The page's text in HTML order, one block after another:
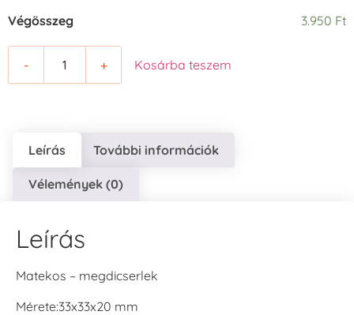
Végösszeg 3.950 Ft
- + Kosárba teszem
Leírás További információk
Vélemények (0)
Leírás
Matekos – megdicserlek
Mérete:33x33x20 mm